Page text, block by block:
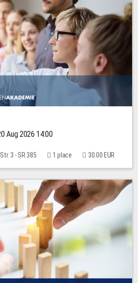
Aug 2026 14:00
3 - SR 385 1 place 30.00 EUR